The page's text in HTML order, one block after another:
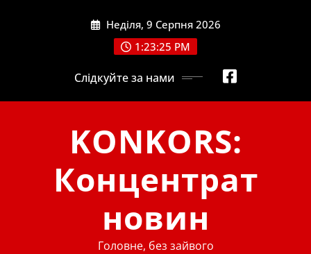
Неділя, 9 Серпня 2026
1:23:26 PM
Слідкуйте за нами
KONKORS:
Концентрат
новин
Головне, без зайвого